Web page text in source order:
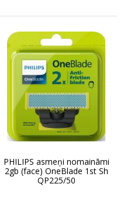
PHILIPS asmeņi nomaināmi
2gb (face) OneBlade 1st Sh
QP225/50